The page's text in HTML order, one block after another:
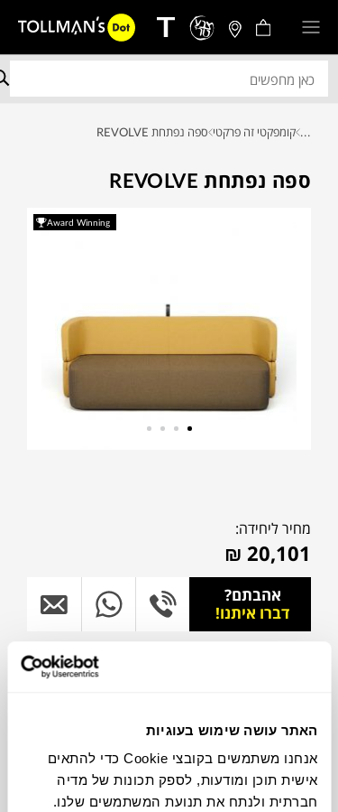
האתר עושה שימוש בעוגיות
אנחנו משתמשים בקובצי Cookie כדי להתאים
אישית תוכן ומודעות, לספק תכונות של מדיה
חברתית ולנתח את תנועת המשתמשים שלנו.
... קומפקטי זה פרקטי ספה נפתחת REVOLVE
ספה נפתחת REVOLVE
Award Winning
מחיר ליחידה:
₪ 20,101
אהבתם?
דברו איתנו!
צבעים